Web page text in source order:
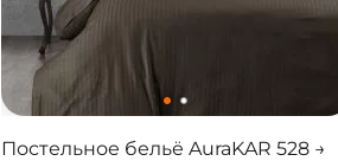
Постельное бельё AuraKAR 528 →